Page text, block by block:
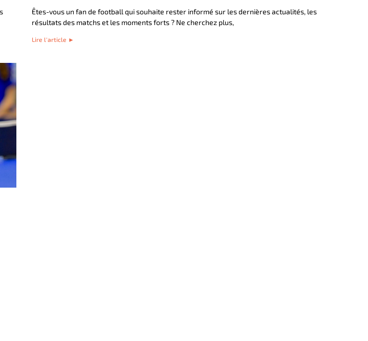
Êtes-vous un fan de football qui souhaite rester informé sur les dernières actualités, les
résultats des matchs et les moments forts ? Ne cherchez plus,
Lire l'article ►